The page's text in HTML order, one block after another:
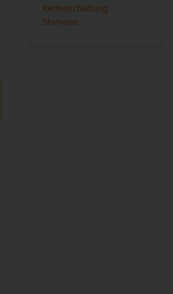
Kettenschaltung
Shimano